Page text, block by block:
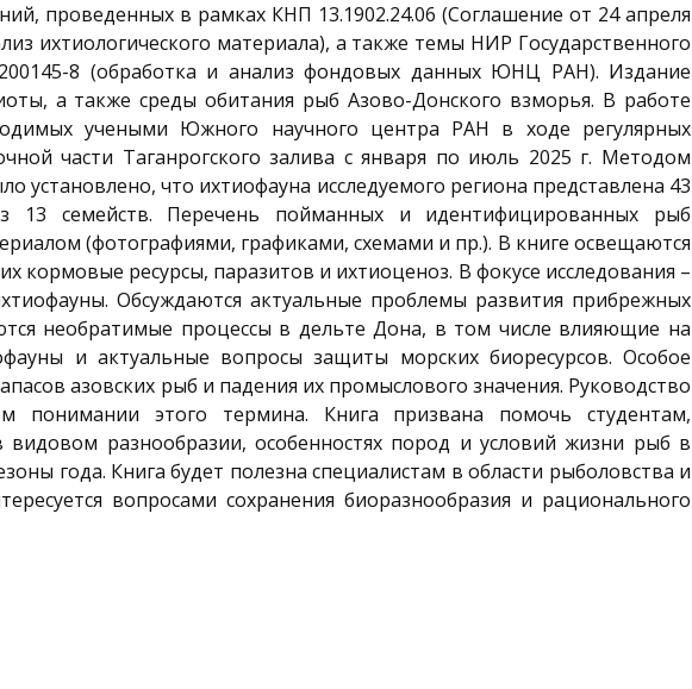
проведенных в рамках КНП 13.1902.24.06 (Соглашение от 24 апреля
ихтиологического материала), а также темы НИР Государственного
8 (обработка и анализ фондовых данных ЮНЦ РАН). Издание
а также среды обитания рыб Азово-Донского взморья. В работе
учеными Южного научного центра РАН в ходе регулярных
части Таганрогского залива с января по июль 2025 г. Методом
установлено, что ихтиофауна исследуемого региона представлена 43
семейств. Перечень пойманных и идентифицированных рыб
(фотографиями, графиками, схемами и пр.). В книге освещаются
кормовые ресурсы, паразитов и ихтиоценоз. В фокусе исследования –
Обсуждаются актуальные проблемы развития прибрежных
необратимые процессы в дельте Дона, в том числе влияющие на
и актуальные вопросы защиты морских биоресурсов. Особое
азовских рыб и падения их промыслового значения. Руководство
понимании этого термина. Книга призвана помочь студентам,
разнообразии, особенностях пород и условий жизни рыб в
года. Книга будет полезна специалистам в области рыболовства и
вопросами сохранения биоразнообразия и рационального